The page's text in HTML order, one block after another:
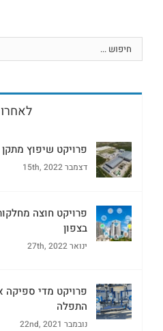
פרויקט שיפוץ
דצמבר 15th, 2022
פרויקט חוצה
בצפון
ינואר 27th, 2022
פרויקט מדי ספיקה
התפלה
נובמבר 22nd, 2021